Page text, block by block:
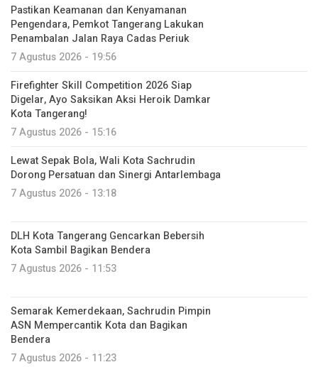
Pastikan Keamanan dan Kenyamanan
Pengendara, Pemkot Tangerang Lakukan
Penambalan Jalan Raya Cadas Periuk
7 Agustus 2026 - 19:56
Firefighter Skill Competition 2026 Siap
Digelar, Ayo Saksikan Aksi Heroik Damkar
Kota Tangerang!
7 Agustus 2026 - 15:16
Lewat Sepak Bola, Wali Kota Sachrudin
Dorong Persatuan dan Sinergi Antarlembaga
7 Agustus 2026 - 13:18
DLH Kota Tangerang Gencarkan Bebersih
Kota Sambil Bagikan Bendera
7 Agustus 2026 - 11:53
Semarak Kemerdekaan, Sachrudin Pimpin
ASN Mempercantik Kota dan Bagikan
Bendera
7 Agustus 2026 - 11:23